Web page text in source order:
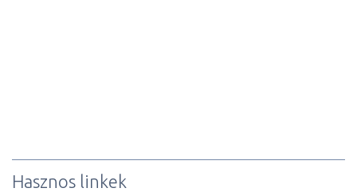
Hasznos linkek